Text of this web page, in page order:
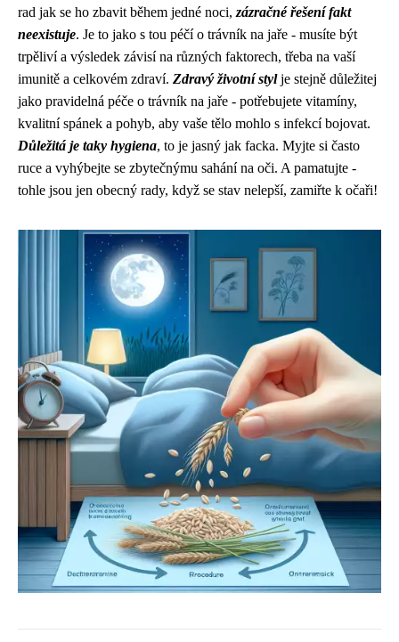
rad jak se ho zbavit během jedné noci, zázračné řešení fakt
neexistuje. Je to jako s tou péčí o trávník na jaře - musíte být
trpěliví a výsledek závisí na různých faktorech, třeba na vaší
imunitě a celkovém zdraví. Zdravý životní stylje stejně důležitej
jako pravidelná péče o trávník na jaře - potřebujete vitamíny,
kvalitní spánek a pohyb, aby vaše tělo mohlo s infekcí bojovat.
Důležitá je taky hygiena, to je jasný jak facka. Myjte si často
ruce a vyhýbejte se zbytečnýmu sahání na oči. A pamatujte -
tohle jsou jen obecný rady, když se stav nelepší, zamiřte k očaři!